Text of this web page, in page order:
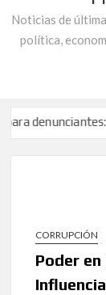
Noticias de
política,
Todo el
La asociación
CORRUPCIÓN
Poder en